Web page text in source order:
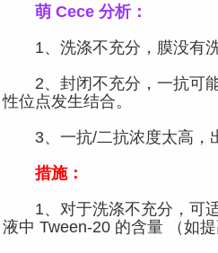
萌 Cece 分析：
1、洗涤不充分，膜没有洗
2、封闭不充分，一抗可能
性位点发生结合。
3、一抗/二抗浓度太高，出
措施：
1、对于洗涤不充分，可适
液中 Tween-20 的含量 （如提